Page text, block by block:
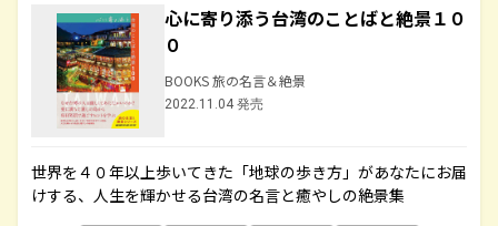
心に寄り添う台湾のことばと絶景１０
０
BOOKS 旅の名言＆絶景
2022.11.04 発売
世界を４０年以上歩いてきた「地球の歩き方」があなたにお届
けする、人生を輝かせる台湾の名言と癒やしの絶景集